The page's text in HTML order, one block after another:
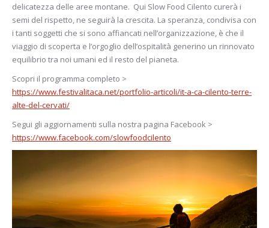
delicatezza delle aree montane. Qui Slow Food Cilento curerà i
semi del rispetto, ne seguirà la crescita. La speranza, condivisa con
i tanti soggetti che si sono affiancati nell’organizzazione, è che il
viaggio di scoperta e l’orgoglio dell’ospitalità generino un rinnovato
equilibrio tra noi umani ed il resto del pianeta.
Scopri il programma completo >
https://www.festivalitaca.net/portfolio-articoli/it-a-ca-cilento-terre-
alte-del-cervati/
Segui gli aggiornamenti sulla nostra pagina Facebook >
https://www.facebook.com/slowfoodcilento